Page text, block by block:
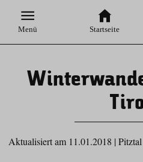
Menü Startseite
Aktualisiert am 11.01.2018 | Pitztal